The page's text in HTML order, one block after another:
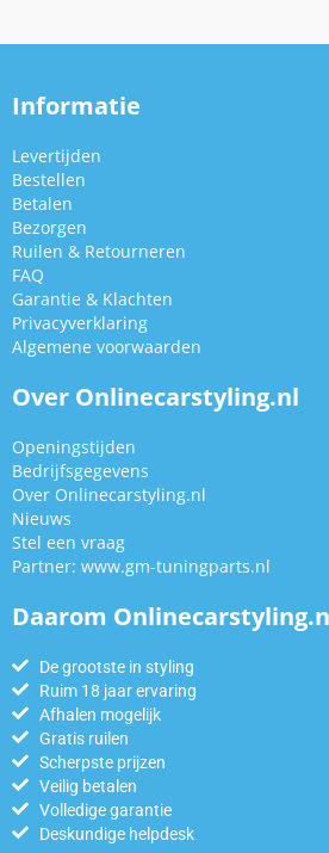
Informatie
Levertijden
Bestellen
Betalen
Bezorgen
Ruilen & Retourneren
FAQ
Garantie & Klachten
Privacyverklaring
Algemene voorwaarden
Over Onlinecarstyling.nl
Openingstijden
Bedrijfsgegevens
Over Onlinecarstyling.nl
Nieuws
Stel een vraag
Partner: www.gm-tuningparts.nl
Daarom
De grootste in styling
Ruim 18 jaar ervaring
Afhalen mogelijk
Gratis ruilen
Scherpste prijzen
Veilig betalen
Volledige garantie
Deskundige helpdesk